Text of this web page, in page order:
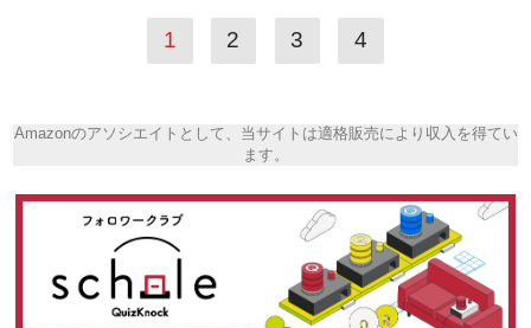
1 2 3 4
Amazonのアソシエイトとして、当サイトは適格販売により収入を得てい
ます。